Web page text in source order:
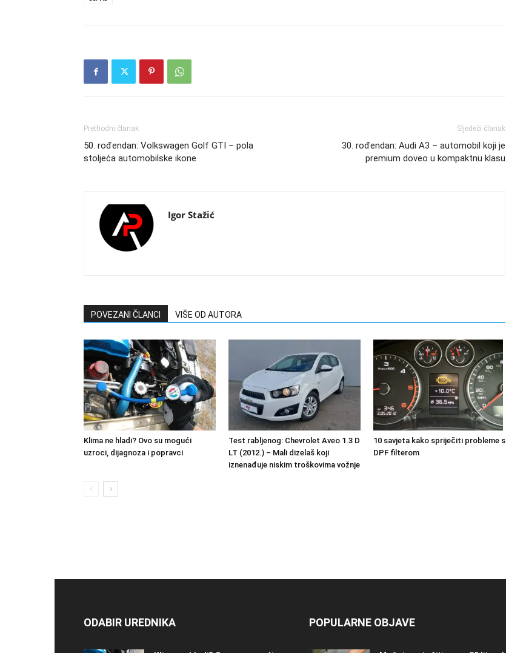
Prethodni članak
50. rođendan: Volkswagen Golf GTI – pola
stoljeća automobilske ikone
Sljedeći članak
30. rođendan: Audi A3 – automobil koji je
premium doveo u kompaktnu klasu
Igor Stažić
POVEZANI ČLANCI VIŠE OD AUTORA
Klima ne hladi? Ovo su mogući
uzroci, dijagnoza i popravci
Test rabljenog: Chevrolet Aveo 1.3 D
LT (2012.) – Mali dizelaš koji
iznenađuje niskim troškovima vožnje
10 savjeta kako spriječiti probleme s
DPF filterom
ODABIR UREDNIKA POPULARNE OBJAVE